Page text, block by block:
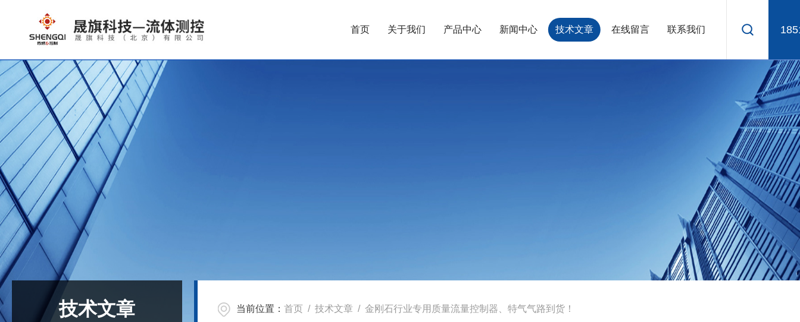
首页 关于我们 产品中心 新闻中心 技术文章 在线留言 联系我们
技术文章 当前位置： 首页 / 技术文章 / 金刚石行业专用质量流量控制器、特气气路到货！